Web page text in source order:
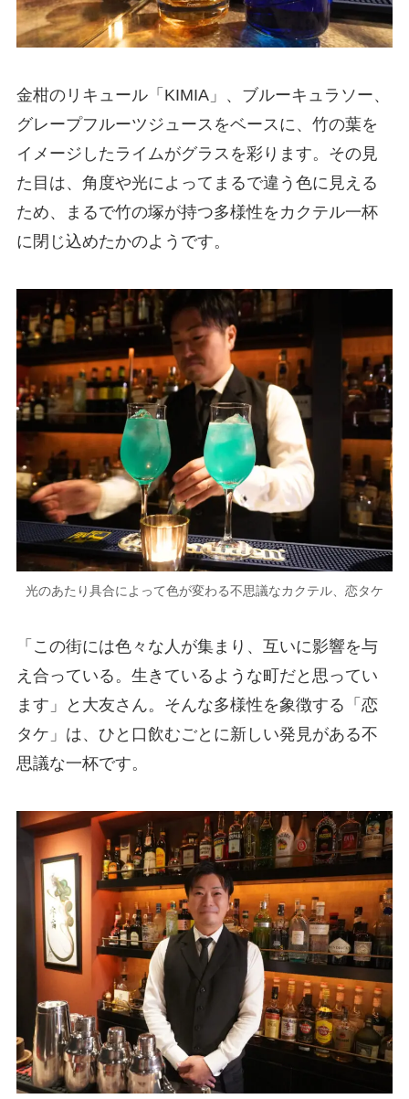
金柑のリキュール「KIMIA」、ブルーキュラソー、
グレープフルーツジュースをベースに、竹の葉を
イメージしたライムがグラスを彩ります。その見
た目は、角度や光によってまるで違う色に見える
ため、まるで竹の塚が持つ多様性をカクテル一杯
に閉じ込めたかのようです。
光のあたり具合によって色が変わる不思議なカクテル、恋タケ
「この街には色々な人が集まり、互いに影響を与
え合っている。生きているような町だと思ってい
ます」と大友さん。そんな多様性を象徴する「恋
タケ」は、ひと口飲むごとに新しい発見がある不
思議な一杯です。